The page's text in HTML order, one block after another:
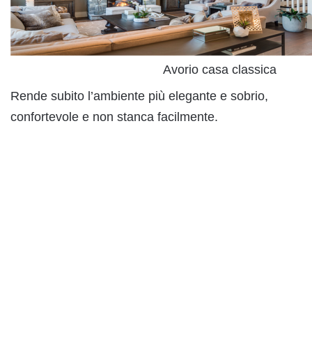
Avorio casa classica
Rende subito l’ambiente più elegante e sobrio,
confortevole e non stanca facilmente.